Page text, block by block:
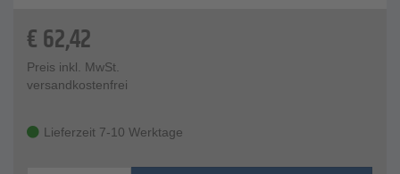
€62,42
Preis inkl. MwSt.
versandkostenfrei
Lieferzeit 7-10 Werktage